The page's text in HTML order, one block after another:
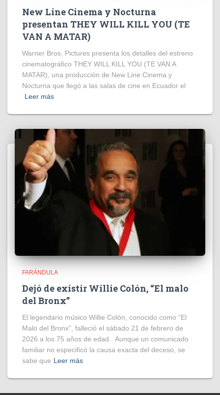
New Line Cinema y Nocturna
presentan THEY WILL KILL YOU (TE
VAN A MATAR)
Warner Bros. Pictures presenta los detalles del estreno
cinematográfico THEY WILL KILL YOU (TE VAN A
MATAR), una producción de New Line Cinema y
Nocturna que llegó a las salas de cine en Ecuador el
Leer más
FARÁNDULA
Dejó de existir Willie Colón, “El malo
del Bronx”
El legendario músico Willie Colón, conocido como “El
Malo del Bronx”, falleció el sábado 21 de febrero de
2026 a los 75 años de edad. Aunque un comunicado
familiar no especificó la causa exacta del deceso, se
sabe que Leer más